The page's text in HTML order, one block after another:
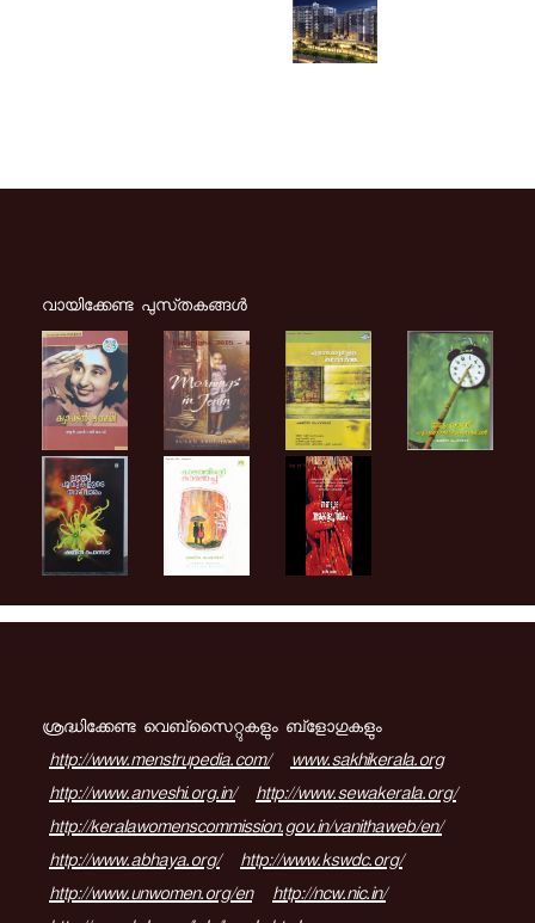
വായിക്കേണ്ട പുസ്‌തകങ്ങള്‍
ശ്രദ്ധിക്കേണ്ട വെബ്സൈറ്റുകളും ബ്ളോഗുകളും
http://www.menstrupedia.com/
www.sakhikerala.org
http://www.anveshi.org.in/
http://www.sewakerala.org/
http://keralawomenscommission.gov.in/vanithaweb/en/
http://www.abhaya.org/
http://www.kswdc.org/
http://www.unwomen.org/en
http://ncw.nic.in/